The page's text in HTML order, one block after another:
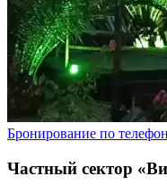
Бронирование по
Частный сектор